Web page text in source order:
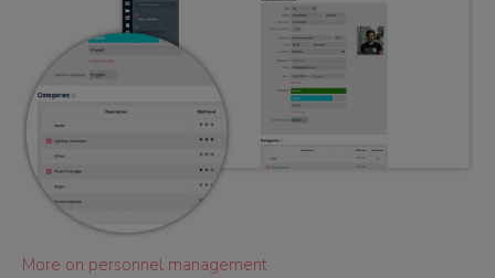
More on personnel management